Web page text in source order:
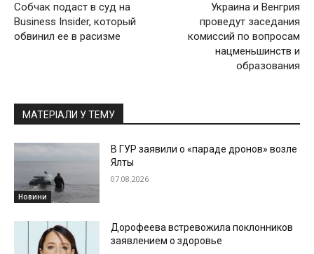
Собчак подаст в суд на
Business Insider, который
обвинил ее в расизме
Украина и Венгрия
проведут заседания
комиссий по вопросам
нацменьшинств и
образования
МАТЕРІАЛИ У ТЕМУ
Новини
В ГУР заявили о «параде дронов» возле
Ялты
07.08.2026
Дорофеева встревожила поклонников
заявлением о здоровье